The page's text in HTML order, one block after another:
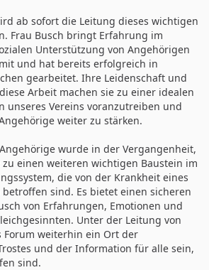
ab sofort die Leitung dieses wichtigen
Frau Busch bringt Erfahrung im
Unterstützung von Angehörigen
und hat bereits erfolgreich in
gearbeitet. Ihre Leidenschaft und
Arbeit machen sie zu einer idealen
unseres Vereins voranzutreiben und
weiter zu stärken.
wurde in der Vergangenheit,
einen weiteren wichtigen Baustein im
die von der Krankheit eines
sind. Es bietet einen sicheren
von Erfahrungen, Emotionen und
Unter der Leitung von
Forum weiterhin ein Ort der
und der Information für alle sein,
sind.